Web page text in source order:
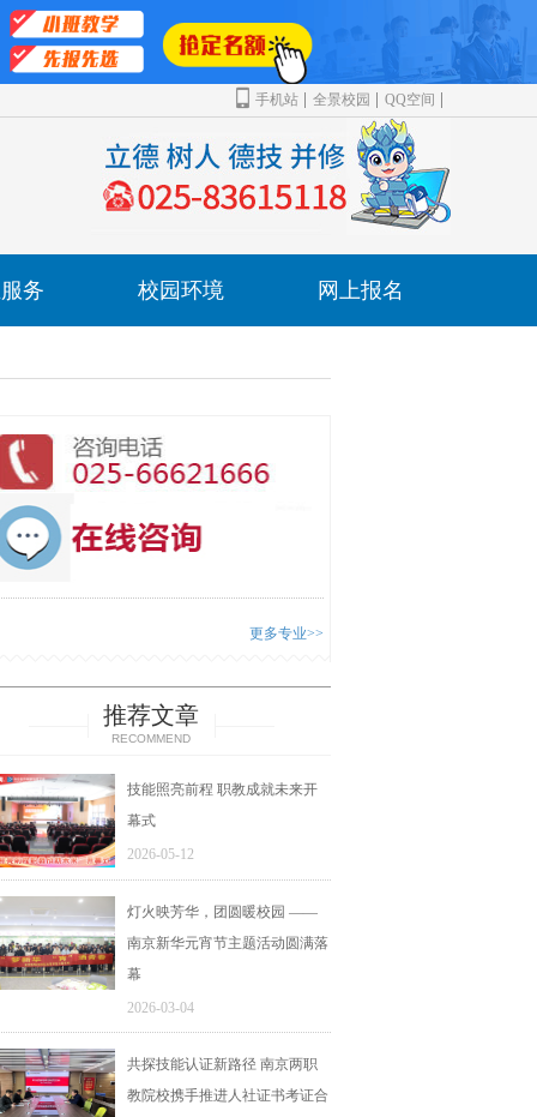
手机站 全景校园 QQ空间
务 校园环境 网上报名
更多专业>>
推荐文章
RECOMMEND
技能照亮前程 职教成就未来开
幕式
2026-05-12
灯火映芳华，团圆暖校园 ——
南京新华元宵节主题活动圆满落
幕
2026-03-04
共探技能认证新路径 南京两职
教院校携手推进人社证书考证合